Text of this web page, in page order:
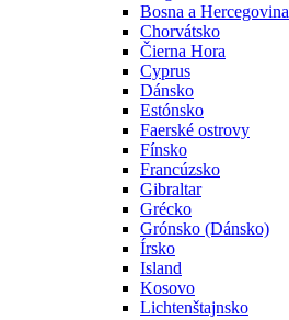
Bosna a Hercegovina
Chorvátsko
Čierna Hora
Cyprus
Dánsko
Estónsko
Faerské ostrovy
Fínsko
Francúzsko
Gibraltar
Grécko
Grónsko (Dánsko)
Írsko
Island
Kosovo
Lichtenštajnsko